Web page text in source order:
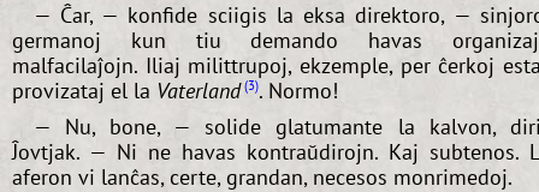
— Ĉar, — konfide sciigis la eksa direktoro, —
germanoj kun tiu demando havas
malfacilaĵojn. Iliaj milittrupoj, ekzemple, per ĉerkoj
provizataj el la Vaterland 3 . Normo!
— Nu, bone, — solide glatumante la kalvon,
Ĵovtjak. — Ni ne havas kontraŭdirojn. Kaj subtenos.
aferon vi lanĉas, certe, grandan, necesos monrimedoj.